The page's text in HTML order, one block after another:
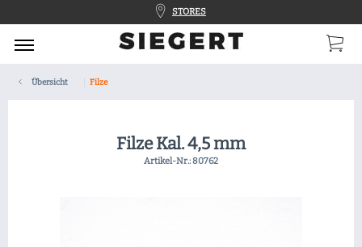
STORES
Übersicht Filze
Filze Kal. 4,5 mm
Artikel-Nr.:80762